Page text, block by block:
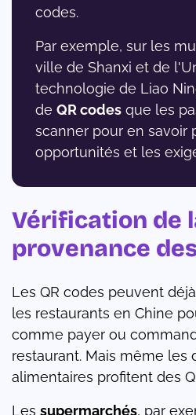
codes.
Par exemple, sur les
ville de Shanxi et de
technologie de Liao
de QR codes que les
scanner pour en savoir
opportunités et les
Vérification de
provenance
Les QR codes peuvent
les restaurants en Chine
comme payer ou
restaurant. Mais même les
alimentaires profitent des
Les supermarchés, par